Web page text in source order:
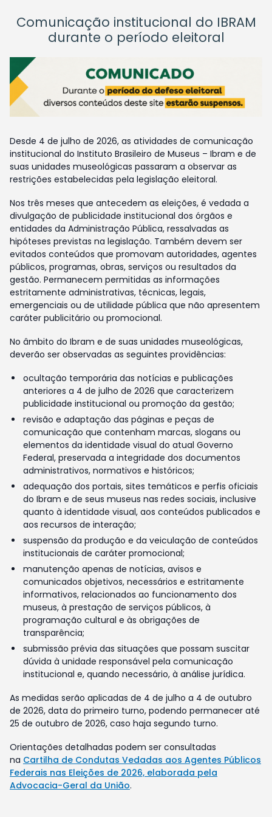
Comunicação institucional do IBRAM
durante o período eleitoral
Desde 4 de julho de 2026, as atividades de comunicação
institucional do Instituto Brasileiro de Museus – Ibram e de
suas unidades museológicas passaram a observar as
restrições estabelecidas pela legislação eleitoral.
Nos três meses que antecedem as eleições, é vedada a
divulgação de publicidade institucional dos órgãos e
entidades da Administração Pública, ressalvadas as
hipóteses previstas na legislação. Também devem ser
evitados conteúdos que promovam autoridades, agentes
públicos, programas, obras, serviços ou resultados da
gestão. Permanecem permitidas as informações
estritamente administrativas, técnicas, legais,
emergenciais ou de utilidade pública que não apresentem
caráter publicitário ou promocional.
No âmbito do Ibram e de suas unidades museológicas,
deverão ser observadas as seguintes providências:
ocultação temporária das notícias e publicações
anteriores a 4 de julho de 2026 que caracterizem
publicidade institucional ou promoção da gestão;
revisão e adaptação das páginas e peças de
comunicação que contenham marcas, slogans ou
elementos da identidade visual do atual Governo
Federal, preservada a integridade dos documentos
administrativos, normativos e históricos;
adequação dos portais, sites temáticos e perfis oficiais
do Ibram e de seus museus nas redes sociais, inclusive
quanto à identidade visual, aos conteúdos publicados e
aos recursos de interação;
suspensão da produção e da veiculação de conteúdos
institucionais de caráter promocional;
manutenção apenas de notícias, avisos e
comunicados objetivos, necessários e estritamente
informativos, relacionados ao funcionamento dos
museus, à prestação de serviços públicos, à
programação cultural e às obrigações de
transparência;
submissão prévia das situações que possam suscitar
dúvida à unidade responsável pela comunicação
institucional e, quando necessário, à análise jurídica.
As medidas serão aplicadas de 4 de julho a 4 de outubro
de 2026, data do primeiro turno, podendo permanecer até
25 de outubro de 2026, caso haja segundo turno.
Orientações detalhadas podem ser consultadas
na Cartilha de Condutas Vedadas aos Agentes Públicos
Federais nas Eleições de 2026, elaborada pela
Advocacia-Geral da União.